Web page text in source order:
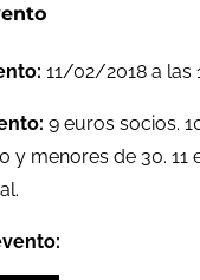
11/02/2018 a las
9 euros socios.
y menores de 30. 11